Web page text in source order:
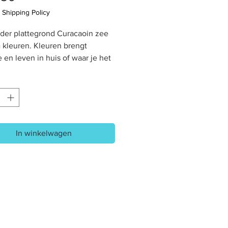
Shipping Policy
plattegrond Curacaoin zee
kleuren. Kleuren brengt
en leven in huis of waar je het
of een pronkstuk op jouw
25 cm lang bij 6 cm breed bij
In winkelwagen